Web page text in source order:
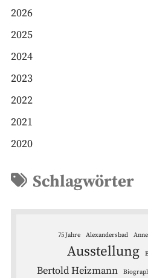
2026
2025
2024
2023
2022
2021
2020
Schlagwörter
75 Jahre Alexandersbad
Ausstellung
Bertold Heizmann